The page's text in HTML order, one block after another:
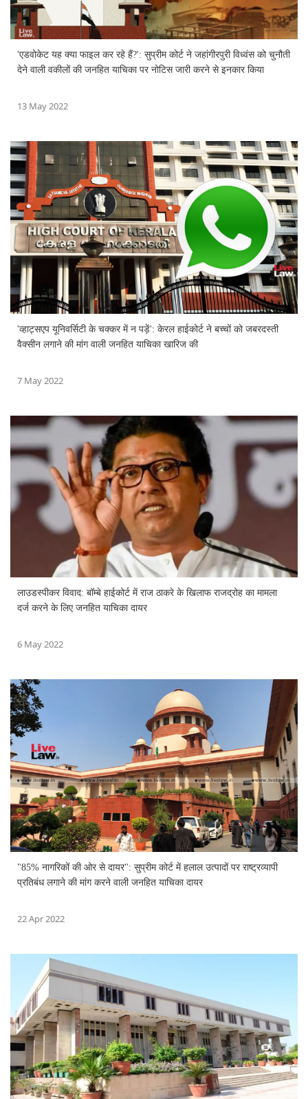
'एडवोकेट यह क्या फाइल कर रहे हैं?': सुप्रीम कोर्ट ने जहांगीरपुरी विध्वंस को चुनौती
देने वाली वकीलों की जनहित याचिका पर नोटिस जारी करने से इनकार किया
13 May 2022
'व्हाट्सएप यूनिवर्सिटी के चक्कर में न पड़ें': केरल हाईकोर्ट ने बच्चों को जबरदस्ती
वैक्सीन लगाने की मांग वाली जनहित याचिका खारिज की
7 May 2022
लाउडस्पीकर विवाद: बॉम्बे हाईकोर्ट में राज ठाकरे के खिलाफ राजद्रोह का मामला
दर्ज करने के लिए जनहित याचिका दायर
6 May 2022
"85% नागरिकों की ओर से दायर": सुप्रीम कोर्ट में हलाल उत्पादों पर राष्ट्रव्यापी
प्रतिबंध लगाने की मांग करने वाली जनहित याचिका दायर
22 Apr 2022